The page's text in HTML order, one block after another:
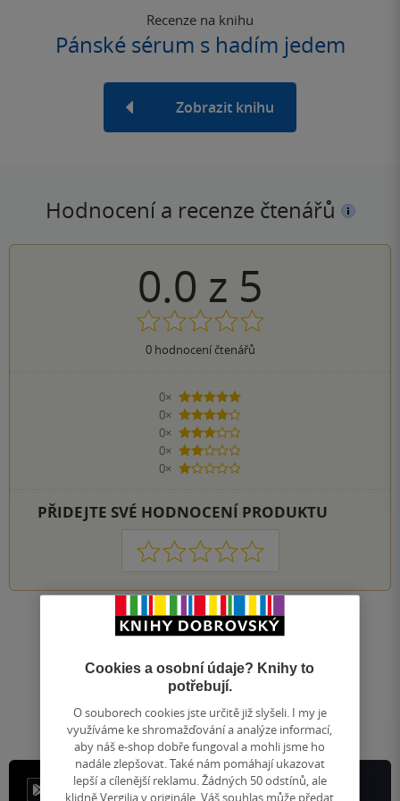
Recenze na knihu
Pánské sérum s hadím jedem
Zobrazit knihu
Hodnocení a recenze čtenářů
0.0 z 5
0hodnocení čtenářů
0×
5 hvězdiček
0×
4 hvězdičky
0×
3 hvězdičky
0×
2 hvězdičky
0×
1 hvezdička
PŘIDEJTE SVÉ HODNOCENÍ PRODUKTU
1 2 3 4 5
Nahoru
1
Přejít
stránku
/ 1
Cookies a osobní údaje? Knihy to
potřebují.
O souborech cookies jste určitě již slyšeli. I my je
využíváme ke shromažďování a analýze informací,
aby náš e-shop dobře fungoval a mohli jsme ho
nadále zlepšovat. Také nám pomáhají ukazovat
lepší a cílenější reklamu. Žádných 50 odstínů, ale
klidně Vergilia v originále. Váš souhlas může předat